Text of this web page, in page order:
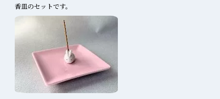
香皿のセットです。